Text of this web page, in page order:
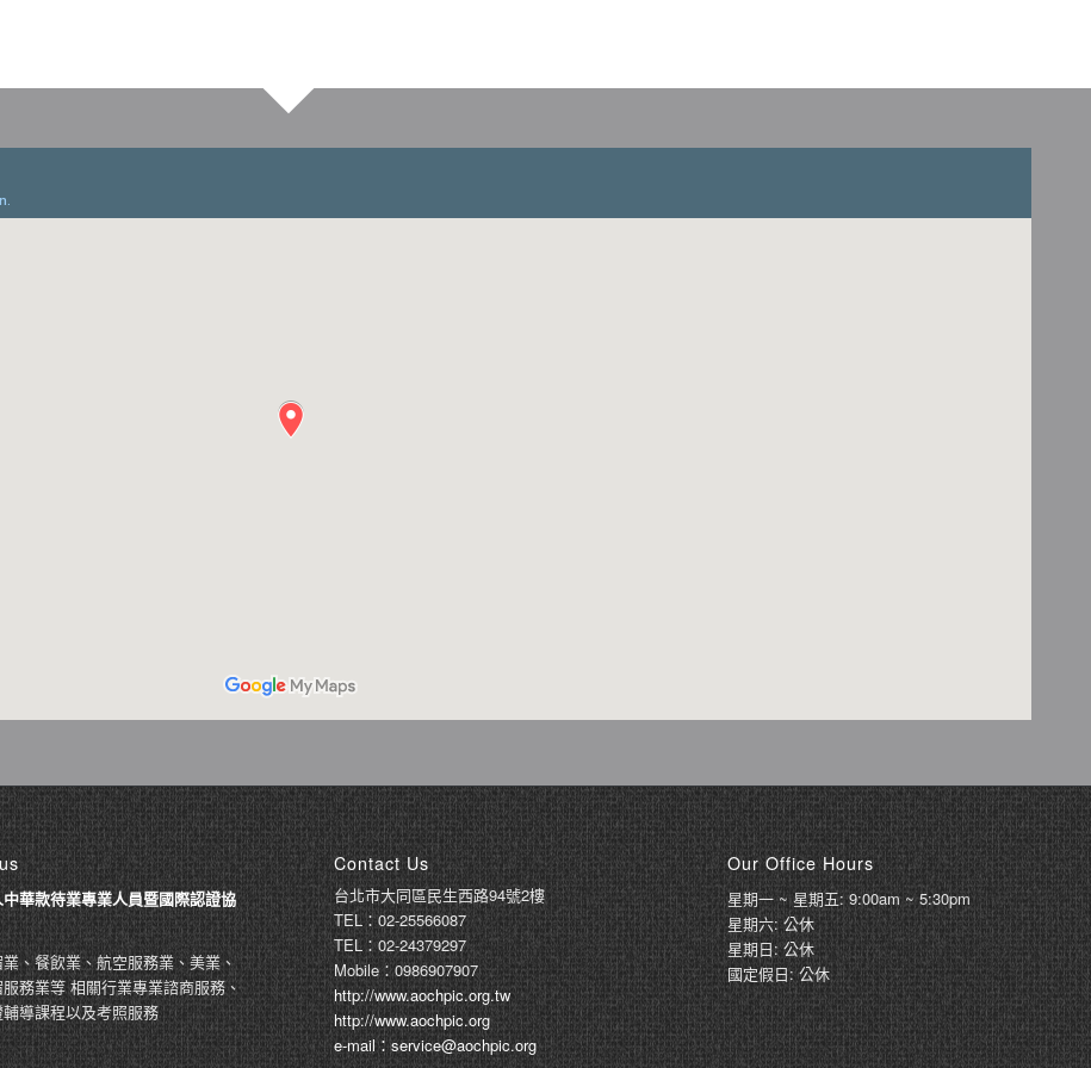
華款待業專業人員暨國際認證協
、餐飲業、航空服務業、美業、
務業等 相關行業專業諮商服務、
導課程以及考照服務
Contact Us
台北市大同區民生西路94號2樓
TEL：02-25566087
TEL：02-24379297
Mobile：0986907907
http://www.aochpic.org.tw
http://www.aochpic.org
e-mail：service@aochpic.org
Our Office Hours
星期一 ~ 星期五: 9:00am ~ 5:30pm
星期六: 公休
星期日: 公休
國定假日: 公休